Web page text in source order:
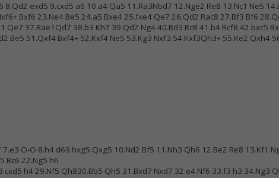
8.Qd2 exd5 9.cxd5 a6 10.a4 Qa5 11.Ra3Nbd7 12.Nge2 Re8 13.Nc1 Ne5
Bxf6 23.Ne4 Be5 24.a5 Bxe4 25.fxe4 Qe7 26.Qd2 Rac8 27.Bf3 Bf6
37.Rae1Qd7 38.b3 Kh7 39.Qd2 Ng4 40.Bd3 Rc8 41.b4 Rcf8 42.bxc5
Be5 51.Qxf4 Bxf4+ 52.Kxf4 Ne5 53.Kg3 Nxf3 54.Kxf3Qh3+ 55.Ke2 Qxh4
O-O 8.h4 d69.hxg5 Qxg5 10.Nd2 Bf5 11.Nh3 Qh6 12.Be2 Re8 13.Kf1
Bc6 22.Ng5 h6
h4 29.Nf5 Qh830.Bb5 Qh5 31.Bxd7 Nxd7 32.e4 Nf6 33.f3 h3 34.Ng3